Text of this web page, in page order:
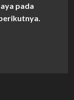
pada